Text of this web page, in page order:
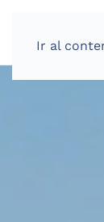
Ir al